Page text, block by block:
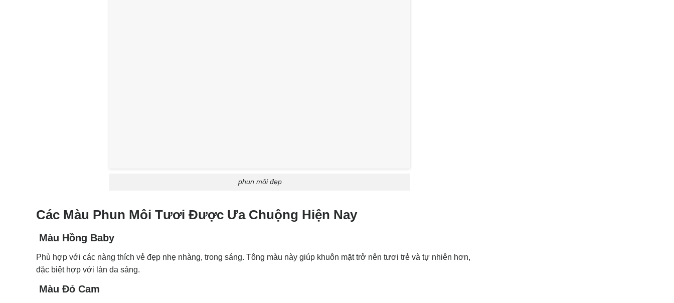
phun môi đẹp
Các Màu Phun Môi Tươi Được Ưa Chuộng Hiện Nay
Màu Hồng Baby
Phù hợp với các nàng thích vẻ đẹp nhẹ nhàng, trong sáng. Tông màu này giúp khuôn mặt trở nên tươi trẻ và tự nhiên hơn,
đặc biệt hợp với làn da sáng.
Màu Đỏ Cam